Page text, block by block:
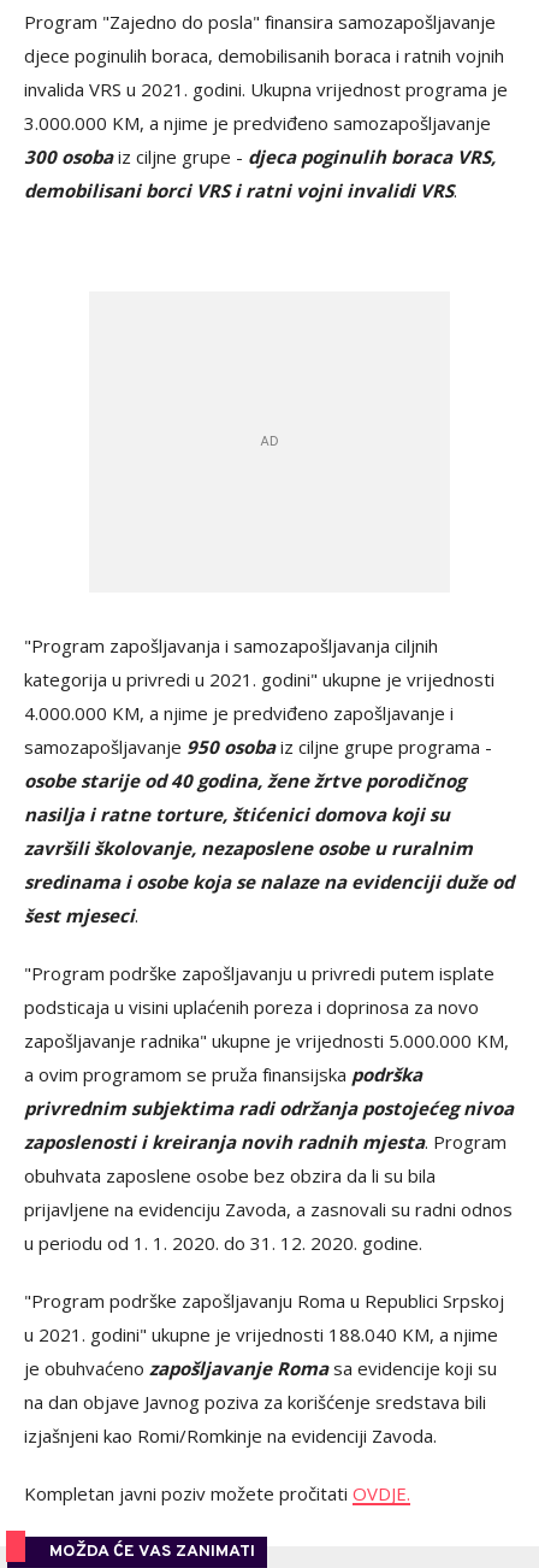
Program "Zajedno do posla" finansira samozapošljavanje
djece poginulih boraca, demobilisanih boraca i ratnih vojnih
invalida VRS u 2021. godini. Ukupna vrijednost programa je
3.000.000 KM, a njime je predviđeno samozapošljavanje
300 osobaiz ciljne grupe - djeca poginulih boraca VRS,
demobilisani borci VRS i ratni vojni invalidi VRS.
"Program zapošljavanja i samozapošljavanja ciljnih
kategorija u privredi u 2021. godini" ukupne je vrijednosti
4.000.000 KM, a njime je predviđeno zapošljavanje i
samozapošljavanje 950 osobaiz ciljne grupe programa -
osobe starije od 40 godina, žene žrtve porodičnog
nasilja i ratne torture, štićenici domova koji su
završili školovanje, nezaposlene osobe u ruralnim
sredinama i osobe koja se nalaze na evidenciji duže od
šest mjeseci.
"Program podrške zapošljavanju u privredi putem isplate
podsticaja u visini uplaćenih poreza i doprinosa za novo
zapošljavanje radnika" ukupne je vrijednosti 5.000.000 KM,
a ovim programom se pruža finansijska podrška
privrednim subjektima radi održanja postojećeg nivoa
zaposlenosti i kreiranja novih radnih mjesta. Program
obuhvata zaposlene osobe bez obzira da li su bila
prijavljene na evidenciju Zavoda, a zasnovali su radni odnos
u periodu od 1. 1. 2020. do 31. 12. 2020. godine.
"Program podrške zapošljavanju Roma u Republici Srpskoj
u 2021. godini" ukupne je vrijednosti 188.040 KM, a njime
je obuhvaćeno zapošljavanje Romasa evidencije koji su
na dan objave Javnog poziva za korišćenje sredstava bili
izjašnjeni kao Romi/Romkinje na evidenciji Zavoda.
Kompletan javni poziv možete pročitati OVDJE.
MOŽDA ĆE VAS ZANIMATI